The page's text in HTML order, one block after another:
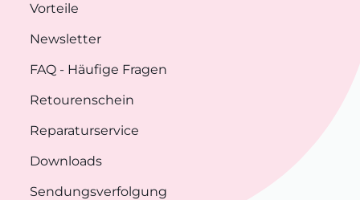
Vorteile
Newsletter
FAQ - Häufige Fragen
Retourenschein
Reparaturservice
Downloads
Sendungsverfolgung